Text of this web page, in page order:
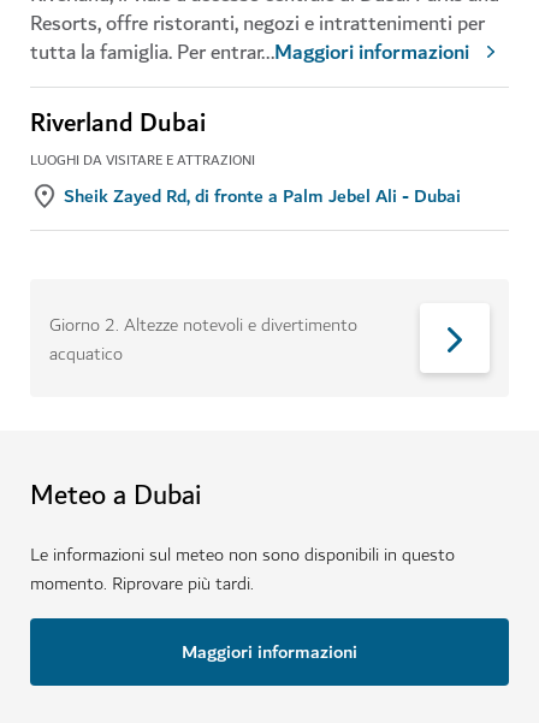
Resorts, offre ristoranti, negozi e intrattenimenti per
tutta la famiglia. Per entrar...Maggiori informazioni
Riverland Dubai
LUOGHI DA VISITARE E ATTRAZIONI
Sheik Zayed Rd, di fronte a Palm Jebel Ali - Dubai
Giorno 2. Altezze notevoli e divertimento
acquatico
Meteo a Dubai
Le informazioni sul meteo non sono disponibili in questo
momento. Riprovare più tardi.
Maggiori informazioni